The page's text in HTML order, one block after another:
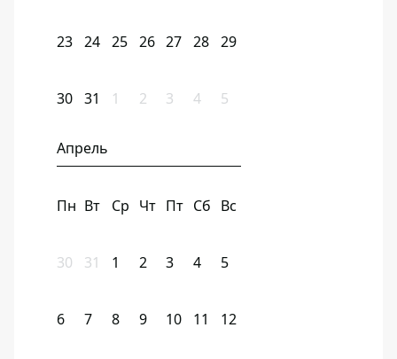
23 24 25 26 27 28 29
30 31 1 2 3 4 5
Апрель
Пн Вт Ср Чт Пт Сб Вс
30 31 1 2 3 4 5
6 7 8 9 10 11 12